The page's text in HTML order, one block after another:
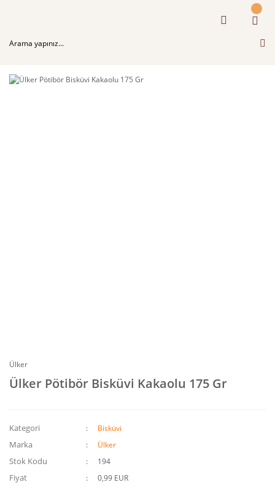
Ülker
Ülker Pötibör Bisküvi Kakaolu 175 Gr
Kategori Bisküvi
Marka Ülker
Stok Kodu 194
Fiyat 0,99 EUR